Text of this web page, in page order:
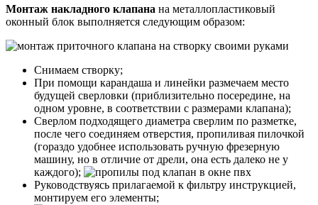
Монтаж накладного клапана на металлопластиковый
оконный блок выполняется следующим образом:
Снимаем створку;
При помощи карандаша и линейки размечаем место
будущей сверловки (приблизительно посередине, на
одном уровне, в соответствии с размерами клапана);
Сверлом подходящего диаметра сверлим по разметке,
после чего соединяем отверстия, пропиливая пилочкой
(гораздо удобнее использовать ручную фрезерную
машину, но в отличие от дрели, она есть далеко не у
каждого);
Руководствуясь прилагаемой к фильтру инструкцией,
монтируем его элементы;